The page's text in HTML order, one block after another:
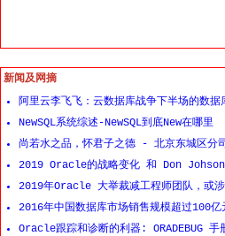
新闻及网摘
阿里云李飞飞：云数据库战争下半场的数据
NewSQL系统综述-NewSQL到底New在哪里
尚若水之品，怀君子之德 - 北京东城区分
2019 Oracle的战略变化 和 Don
2019年Oracle 大举裁减工程师团队，或
2016年中国数据库市场销售规模超过100亿
Oracle跟踪和诊断的利器: ORADEBUG 手